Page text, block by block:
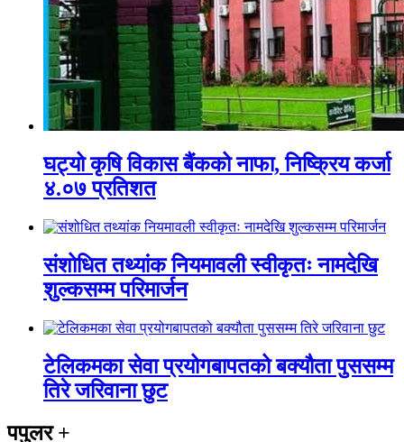
घट्यो कृषि विकास बैंकको नाफा, निष्क्रिय कर्जा
४.०७ प्रतिशत
संशोधित तथ्यांक नियमावली स्वीकृतः नामदेखि
शुल्कसम्म परिमार्जन
टेलिकमका सेवा प्रयोगबापतको बक्यौता पुससम्म
तिरे जरिवाना छुट
पपुलर+